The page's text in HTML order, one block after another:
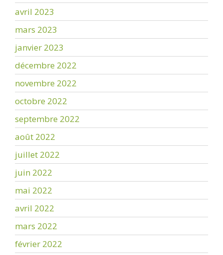
avril 2023
mars 2023
janvier 2023
décembre 2022
novembre 2022
octobre 2022
septembre 2022
août 2022
juillet 2022
juin 2022
mai 2022
avril 2022
mars 2022
février 2022